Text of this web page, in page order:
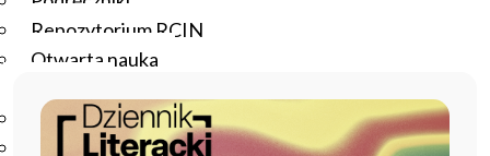
Repozytorium RCIN
Otwarta nauka
Studia podyplomowe